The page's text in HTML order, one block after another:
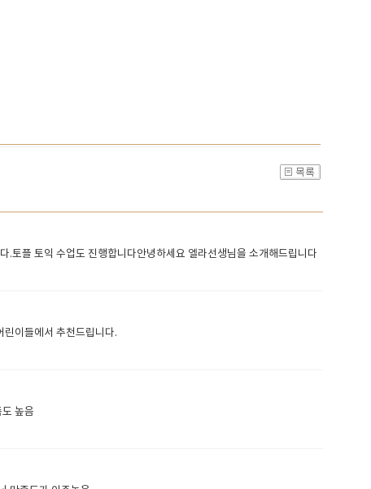
토플 토익 수업도 진행합니다안녕하세요 엘라선생님을 소개해드립니다
어린이들에서 추천드립니다.
높음